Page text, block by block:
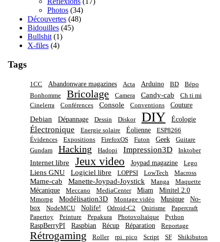
Photos (34)
Découvertes (48)
Bidouilles (45)
Bullshit (1)
X-files (4)
Tags
1CC Abandonware magazines Acta Arduino BD
Bépo
Bonhomme
Bricolage Camera Candy-cab
Ch ti mi
Cinelerra
Conférences Console Conventions Couture
Debian Dépannage Dessin Diskor DIY Écologie
Électronique Energie solaire Éolienne
ESP8266
Évidences
Expositions FirefoxOS Futon Geek
Guitare
Gundam
Hacking Hadopi Impression3D Inktober
Internet libre Jeux video Joypad magazine Lego
Liens GNU Logiciel libre LOPPSI LowTech Macross
Mame-cab Manette-Joypad-Joystick Manga Maquette
Mécanique Meccano MediaCenter Miam Minitel 2.0
Mmorpg Modélisation3D Montage vidéo Musique
No-
box
NodeMCU Nolife! Odroid-C2 Onirisme
Papercraft
Papertoy
Peinture Pepakura Photovoltaïque Python
RaspBerryPI Raspbian Récup Réparation Reportage
Rétrogaming Roller rpi_pico Script SF
Shikibuton